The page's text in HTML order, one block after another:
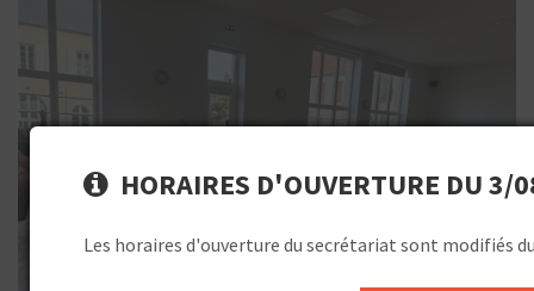
HORAIRES D'OUVERTURE DU 3/
Les horaires d'ouverture du secrétariat sont modifiés